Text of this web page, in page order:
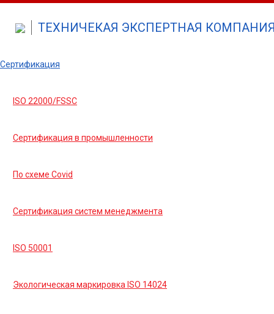
ТЕХНИЧЕКАЯ ЭКСПЕРТНАЯ КОМПАНИЯ
Сертификация
ISO 22000/FSSC
Сертификация в промышленности
По схеме Covid
Сертификация систем менеджмента
ISO 50001
Экологическая маркировка ISO 14024